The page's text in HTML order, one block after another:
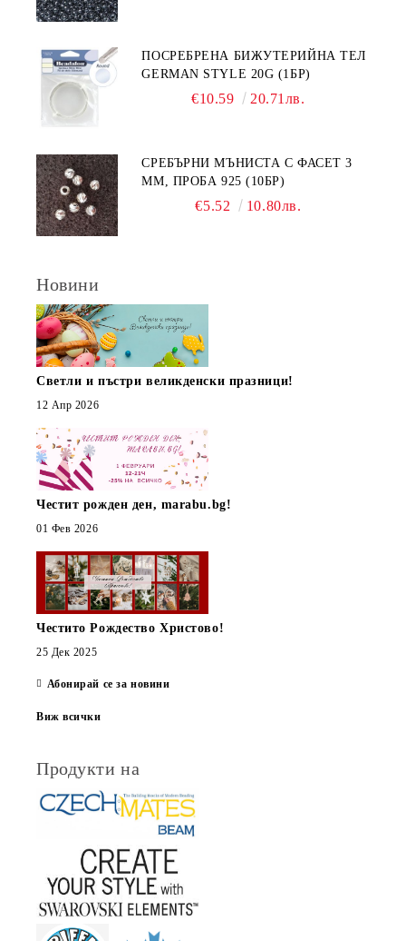
ПОСРЕБРЕНА БИЖУТЕРИЙНА ТЕЛ
GERMAN STYLE 20G (1БР)
€10.59 20.71лв.
СРЕБЪРНИ МЪНИСТА С ФАСЕТ 3
ММ, ПРОБА 925 (10БР)
€5.52 10.80лв.
Новини
Светли и пъстри великденски празници!
12 Апр 2026
Честит рожден ден, marabu.bg!
01 Фев 2026
Честито Рождество Христово!
25 Дек 2025
Абонирай се за новини
Виж всички
Продукти на